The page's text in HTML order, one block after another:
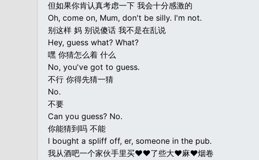
但如果你肯认真考虑一下 我会十分感激的
Oh, come on, Mum, don't be silly. I'm not.
别这样 妈 别说傻话 我不是在乱说
Hey, guess what? What?
嘿 你猜怎么着 什么
No, you've got to guess.
不行 你得先猜一猜
No.
不要
Can you guess? No.
你能猜到吗 不能
I bought a spliff off, er, someone in the pub.
我从酒吧一个家伙手里买♥♥了些大♥麻♥烟卷